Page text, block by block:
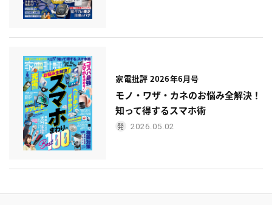
家電批評 2026年6月号
モノ・ワザ・カネのお悩み全解決！
知って得するスマホ術
2026.05.02